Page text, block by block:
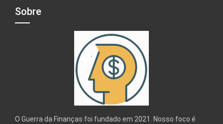
Sobre
O Guerra da Finanças foi fundado em 2021. Nosso foco é